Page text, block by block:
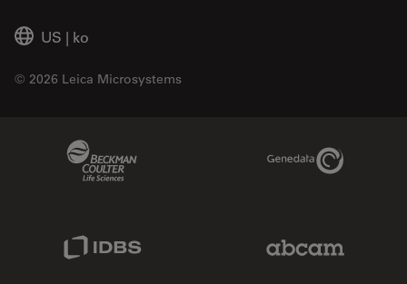
US | ko
© 2026 Leica Microsystems
Genedata Link